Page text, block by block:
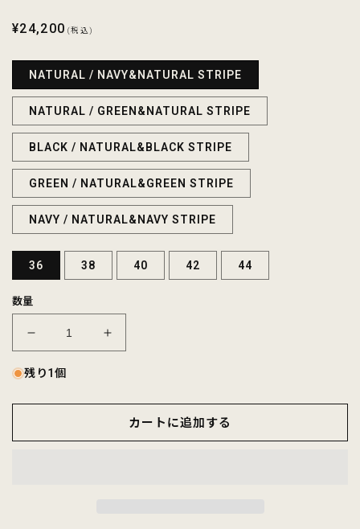
(1)
通
格
¥24,200 (税込)
NATURAL / NAVY&NATURAL STRIPE
NATURAL / GREEN&NATURAL STRIPE
BLACK / NATURAL&BLACK STRIPE
GREEN / NATURAL&GREEN STRIPE
NAVY / NATURAL&NAVY STRIPE
36 38 40 42 44
数量
FELCO
COTTON
POPLIN
JACKET
5
FELCO
COTTON
JACKET
5
残り1個
カートに追加する